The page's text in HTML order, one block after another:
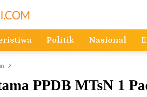
Politik Nasional
PPDB MTsN 1